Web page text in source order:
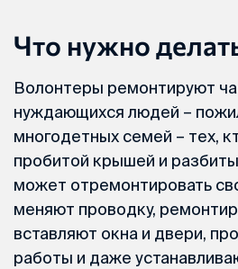
Что нужно
Волонтеры ремонтируют
нуждающихся людей –
многодетных семей – тех,
пробитой крышей и
может отремонтировать
меняют проводку,
вставляют окна и двери,
работы и даже